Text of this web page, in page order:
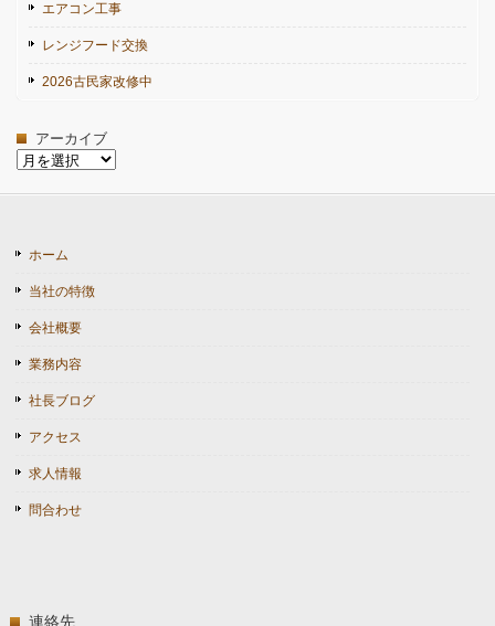
エアコン工事
レンジフード交換
2026古民家改修中
アーカイブ
ア
カ
ホーム
当社の特徴
会社概要
業務内容
社長ブログ
アクセス
求人情報
問合わせ
連絡先